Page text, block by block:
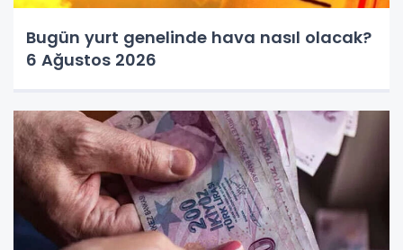
Bugün yurt genelinde hava nasıl olacak?
6 Ağustos 2026